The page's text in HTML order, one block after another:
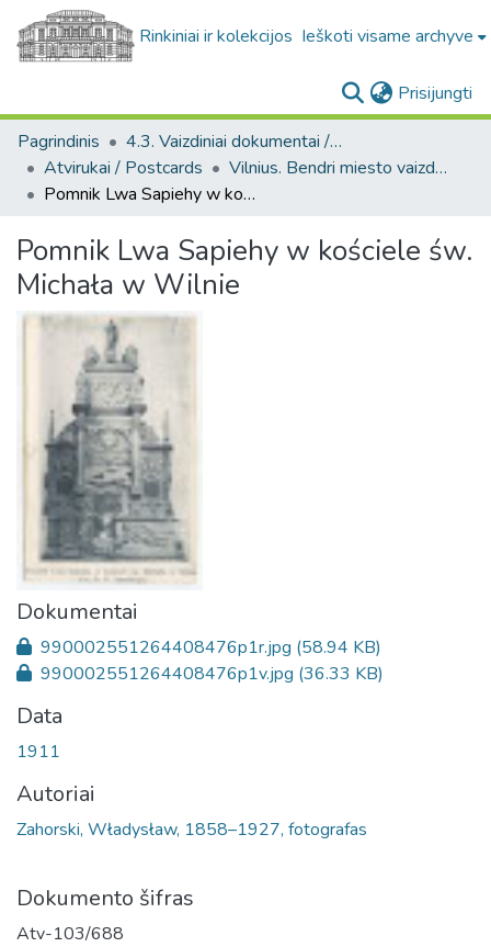
Rinkiniai ir kolekcijos Ieškoti visame archyve
Prisijungti
Pagrindinis
4.3. Vaizdiniai dokumentai / Visual documents
Atvirukai / Postcards
Vilnius. Bendri miesto vaizdai : miesto ir jo apylinkių fotografinių atvirukų rinkinys
Pomnik Lwa Sapiehy w kościele św. Michała w Wilnie
Pomnik Lwa Sapiehy w kościele św.
Michała w Wilnie
Dokumentai
990002551264408476p1r.jpg (58.94 KB)
990002551264408476p1v.jpg (36.33 KB)
Data
1911
Autoriai
Zahorski, Władysław, 1858–1927, fotografas
Dokumento šifras
Atv-103/688